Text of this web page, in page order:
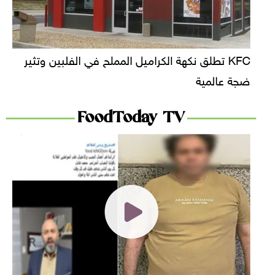
KFC تطلق نكهة الكراميل المملح في الفلبين وتثير
ضجة عالمية
FoodToday TV